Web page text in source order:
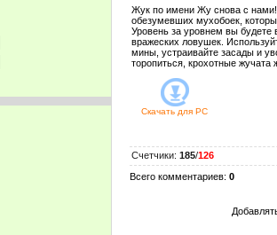
Жук по имени Жу снова с нами!
обезумевших мухобоек,
Уровень за уровнем вы будете
вражеских ловушек.
мины, устраивайте засады и
торопиться, крохотные жучата
Скачать для PC
Счетчики: 185/126
Всего комментариев: 0